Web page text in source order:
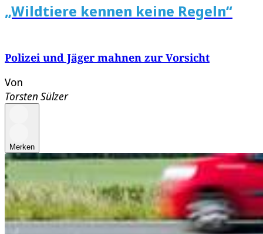
„Wildtiere kennen keine Regeln“
Polizei und Jäger mahnen zur Vorsicht
Von
Torsten Sülzer
Merken